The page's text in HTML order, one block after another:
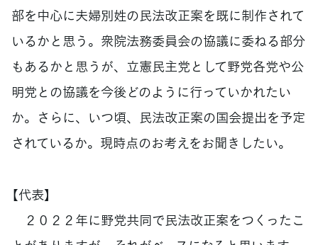
部を中心に夫婦別姓の民法改正案を既に制作されて
いるかと思う。衆院法務委員会の協議に委ねる部分
もあるかと思うが、立憲民主党として野党各党や公
明党との協議を今後どのように行っていかれたい
か。さらに、いつ頃、民法改正案の国会提出を予定
されているか。現時点のお考えをお聞きしたい。
【代表】
２０２２年に野党共同で民法改正案をつくったこ